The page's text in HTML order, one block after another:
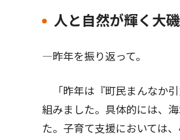
人と自然が輝く大
―昨年を振り返って。
「昨年は『町民まんなか
組みました。具体的には、
た。子育て支援においては